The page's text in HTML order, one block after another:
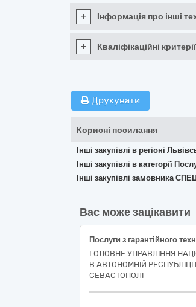
+ Інформація про інші
+ Кваліфікаційні критерії
Друкувати
Корисні посилання
Інші закупівлі в регіоні
Інші закупівлі в категорії
Інші закупівлі замовника
Вас може зацікавити
ГОЛОВНЕ УПРАВЛІННЯ
В АВТОНОМНІЙ
СЕВАСТОПОЛІ